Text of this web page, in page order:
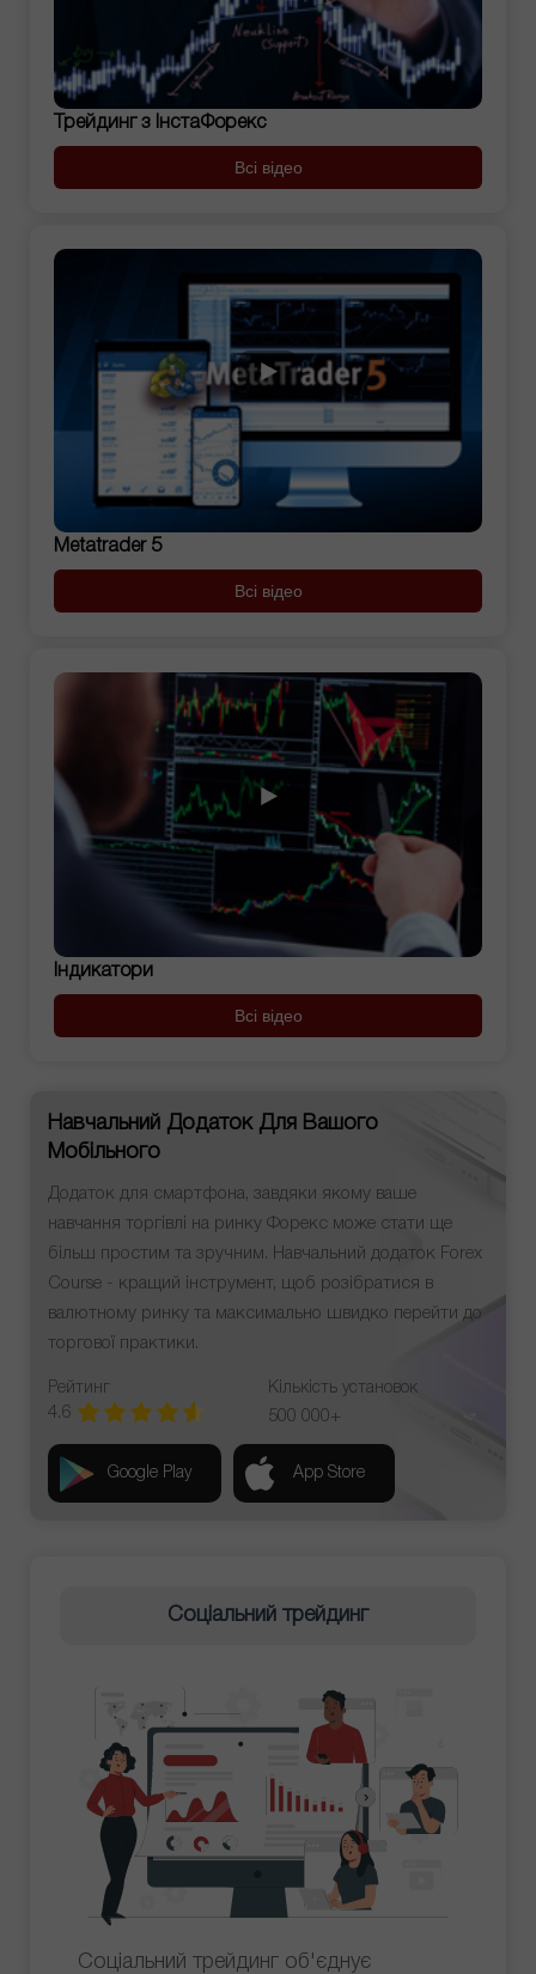
Трейдинг з ІнстаФорекс
Всі відео
Metatrader 5
Всі відео
Індикатори
Всі відео
Навчальний Додаток Для Вашого
Мобільного
Додаток для смартфона, завдяки якому ваше
навчання торгівлі на ринку Форекс може стати ще
більш простим та зручним. Навчальний додаток Forex
Course - кращий інструмент, щоб розібратися в
валютному ринку та максимально швидко перейти до
торгової практики.
Рейтинг
4.6
Кількість установок
500 000+
Google Play App Store
Соціальний трейдинг
Соціальний трейдинг об'єднує